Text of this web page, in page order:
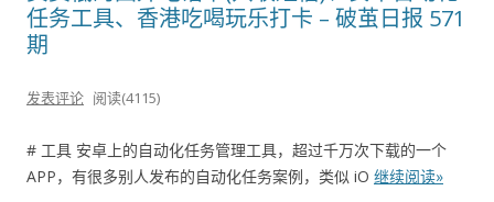
任务工具、香港吃喝玩乐打卡 – 破茧日报 571
期
发表评论 阅读(4115)
# 工具 安卓上的自动化任务管理工具，超过千万次下载的一个
APP，有很多别人发布的自动化任务案例，类似 iO 继续阅读»